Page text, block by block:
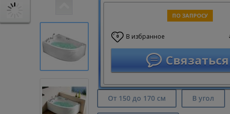
ПО ЗАПРОСУ
0 В избранное
Связаться
От 150 до 170 см В угол